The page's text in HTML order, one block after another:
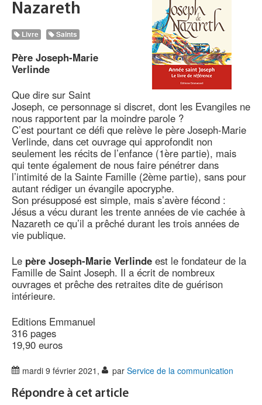
Agenda diocésain
Je donne
Annuaire/Contact
Nazareth
Livre Saints
Père Joseph-Marie
Verlinde
Que dire sur Saint
Joseph, ce personnage si discret, dont les Evangiles ne
nous rapportent par la moindre parole ?
C’est pourtant ce défi que relève le père Joseph-Marie
Verlinde, dans cet ouvrage qui approfondit non
seulement les récits de l’enfance (1ère partie), mais
qui tente également de nous faire pénétrer dans
l’intimité de la Sainte Famille (2ème partie), sans pour
autant rédiger un évangile apocryphe.
Son présupposé est simple, mais s’avère fécond :
Jésus a vécu durant les trente années de vie cachée à
Nazareth ce qu’il a prêché durant les trois années de
vie publique.
Le père Joseph-Marie Verlinde est le fondateur de la
Famille de Saint Joseph. Il a écrit de nombreux
ouvrages et prêche des retraites dite de guérison
intérieure.
Editions Emmanuel
316 pages
19,90 euros
mardi 9 février 2021 , par Service de la communication
Répondre à cet article